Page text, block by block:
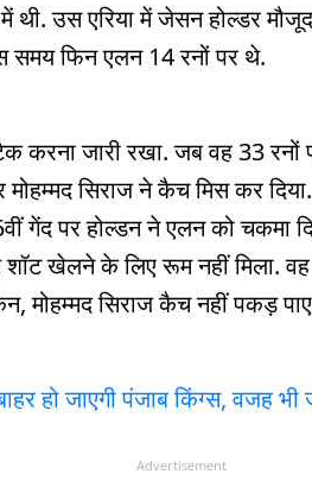
में थी. उस एरिया में जेसन होल्डर
समय फिन एलन 14 रनों पर थे.
जारी रखा. जब वह 33
मोहम्मद सिराज ने कैच मिस कर
गेंद पर होल्डन ने एलन को चकमा
शॉट खेलने के लिए रूम नहीं मिला.
मोहम्मद सिराज कैच नहीं पकड़
हो जाएगी पंजाब किंग्स, वजह भी
Advertisement